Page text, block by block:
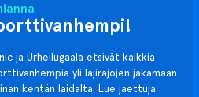
ja Urheilugaala etsivät kaikkia
yli lajirajojen jakamaan
kentän laidalta. Lue jaettuja